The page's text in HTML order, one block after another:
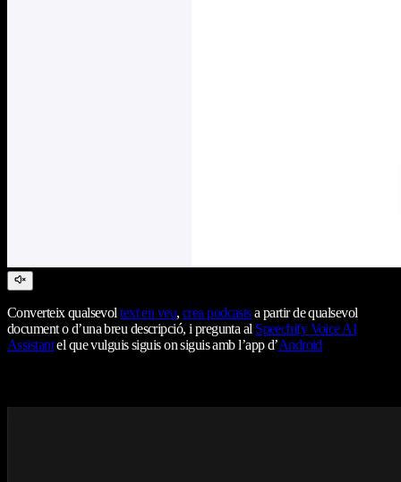
Converteix qualsevoltext en veu, crea podcastsa partir de qualsevol
document o d’una breu descripció, i pregunta al Speechify Voice AI
Assistantel que vulguis siguis on siguis amb l’app d’Android